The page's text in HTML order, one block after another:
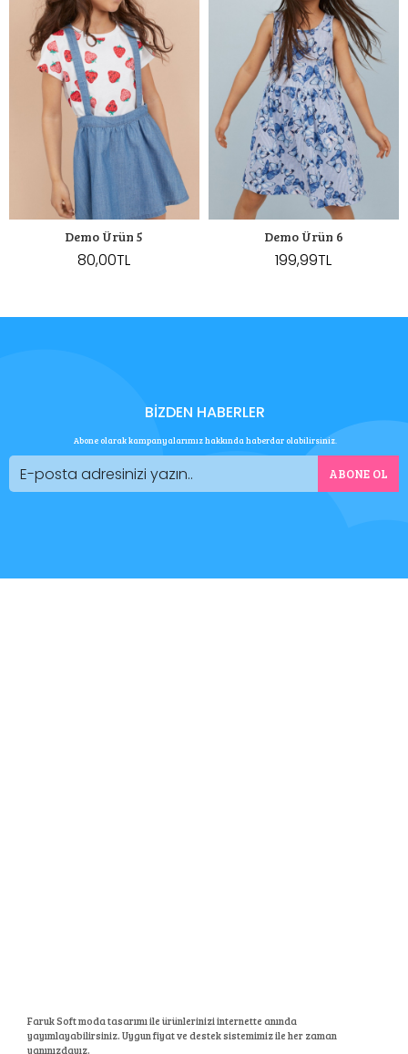
Demo Ürün 5
80,00TL
Demo Ürün 6
199,99TL
BIZDEN HABERLER
Abone olarak kampanyalarımız hakkında haberdar olabilirsiniz.
ABONE OL
Faruk Soft moda tasarımı ile ürünlerinizi internette anında
yayımlayabilirsiniz. Uygun fiyat ve destek sistemimiz ile her zaman
yanınızdayız.